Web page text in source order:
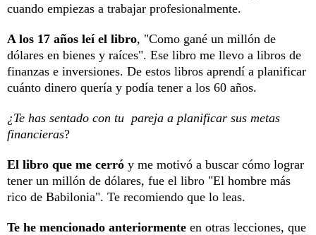
cuando empiezas a trabajar profesionalmente.
A los 17 años leí el libro, "Como gané un millón de
dólares en bienes y raíces". Ese libro me llevo a libros de
finanzas e inversiones. De estos libros aprendí a planificar
cuánto dinero quería y podía tener a los 60 años.
¿Te has sentado con tu pareja a planificar sus metas
financieras?
El libro que me cerró y me motivó a buscar cómo lograr
tener un millón de dólares, fue el libro "El hombre más
rico de Babilonia". Te recomiendo que lo leas.
Te he mencionado anteriormente en otras lecciones, que